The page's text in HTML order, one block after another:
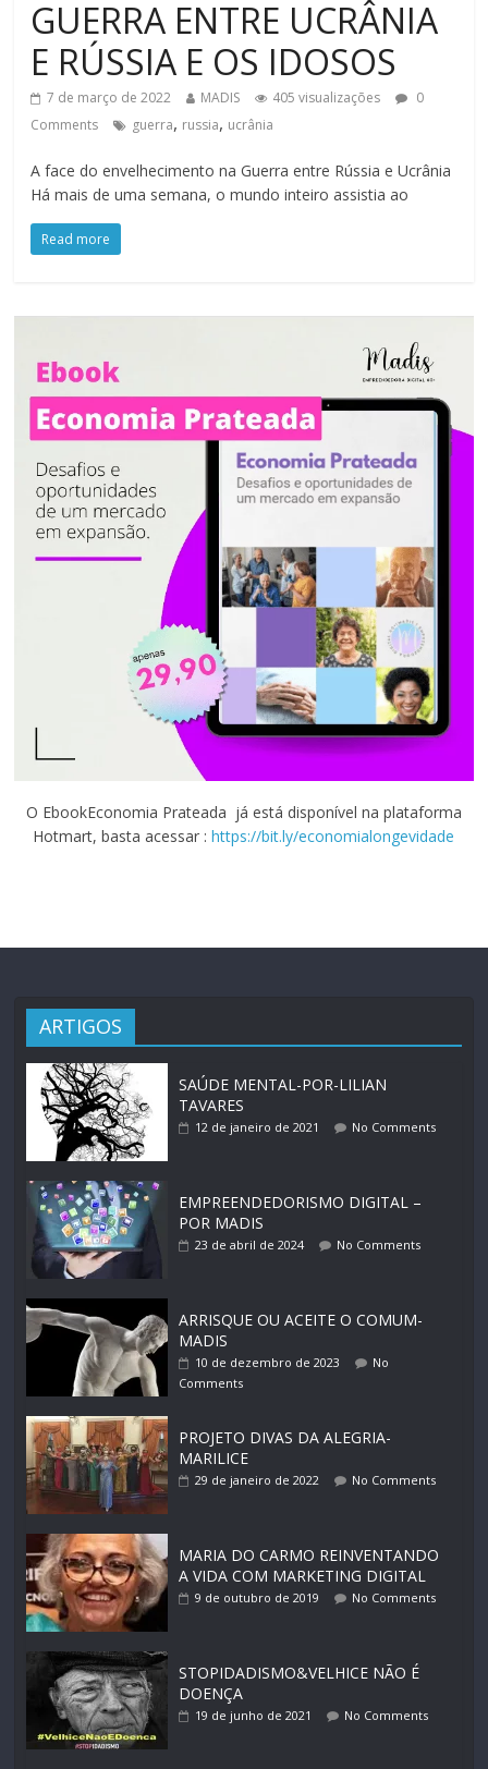
GUERRA ENTRE UCRÂNIA
E RÚSSIA E OS IDOSOS
7 de março de 2022 MADIS 405 visualizações
0
Comments
guerra, russia, ucrânia
A face do envelhecimento na Guerra entre Rússia e Ucrânia
Há mais de uma semana, o mundo inteiro assistia ao
Read more
O EbookEconomia Prateada já está disponível na plataforma
Hotmart, basta acessar :https://bit.ly/economialongevidade
ARTIGOS
SAÚDE MENTAL-POR-LILIAN
TAVARES
12 de janeiro de 2021 No Comments
EMPREENDEDORISMO DIGITAL –
POR MADIS
23 de abril de 2024 No Comments
ARRISQUE OU ACEITE O COMUM-
MADIS
10 de dezembro de 2023
No
Comments
PROJETO DIVAS DA ALEGRIA-
MARILICE
29 de janeiro de 2022 No Comments
MARIA DO CARMO REINVENTANDO
A VIDA COM MARKETING DIGITAL
9 de outubro de 2019 No Comments
STOPIDADISMO&VELHICE NÃO É
DOENÇA
19 de junho de 2021 No Comments